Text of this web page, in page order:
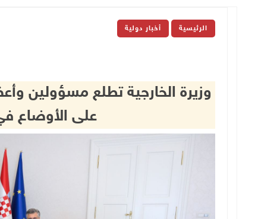
الرئيسية أخبار دولية
وزيرة الخارجية تطلع مسؤولين
على الأوضاع